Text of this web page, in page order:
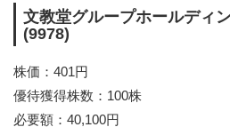
文教堂グループホールディ
(9978)
株価：401円
優待獲得株数：100株
必要額：40,100円